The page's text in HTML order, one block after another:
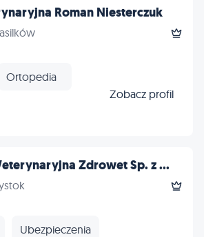
Roman Niesterczuk
Ortopedia
Zobacz profil
Zdrowet Sp. z ...
Ubezpieczenia